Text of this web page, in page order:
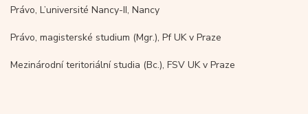
Právo, L’université Nancy-II, Nancy
Právo, magisterské studium (Mgr.), Pf UK v Praze
Mezinárodní teritoriální studia (Bc.), FSV UK v Praze